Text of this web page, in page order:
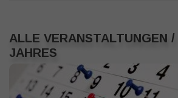
ALLE VERANSTALTUNGEN /
JAHRES